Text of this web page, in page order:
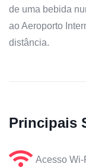
de uma bebida
ao Aeroporto
distância.
Principais
Acesso